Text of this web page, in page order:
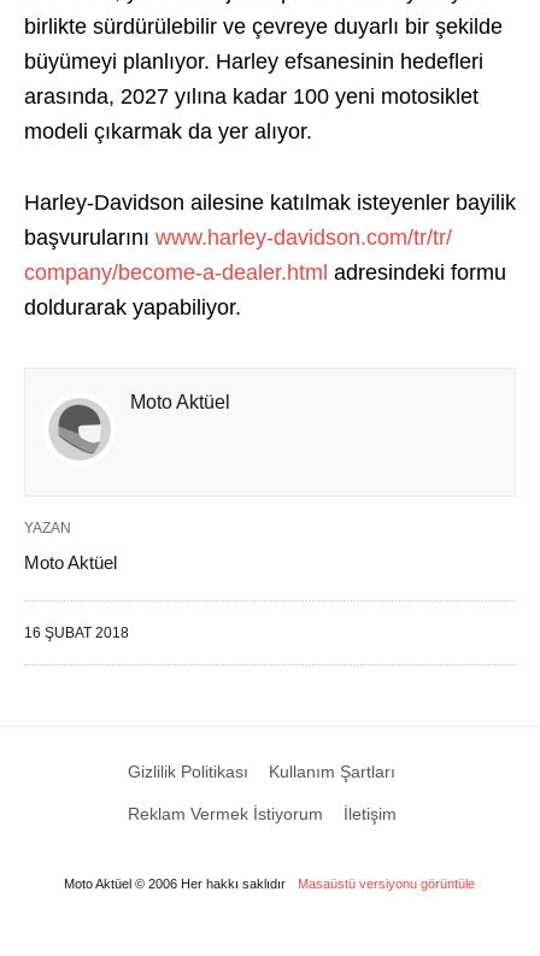
birlikte sürdürülebilir ve çevreye duyarlı bir şekilde
büyümeyi planlıyor. Harley efsanesinin hedefleri
arasında, 2027 yılına kadar 100 yeni motosiklet
modeli çıkarmak da yer alıyor.
Harley-Davidson ailesine katılmak isteyenler bayilik
başvurularını www.harley-davidson.com/tr/tr/
company/become-a-dealer.html adresindeki formu
doldurarak yapabiliyor.
Moto Aktüel
YAZAN
Moto Aktüel
16 ŞUBAT 2018
Gizlilik Politikası Kullanım Şartları
Reklam Vermek İstiyorum İletişim
Moto Aktüel © 2006 Her hakkı saklıdır Masaüstü versiyonu görüntüle